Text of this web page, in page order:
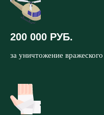
200 000 РУБ.
за уничтожение вражеского